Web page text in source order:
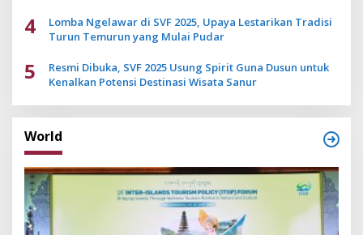
4
Lomba Ngelawar di SVF 2025, Upaya Lestarikan Tradisi
Turun Temurun yang Mulai Pudar
5
Resmi Dibuka, SVF 2025 Usung Spirit Guna Dusun untuk
Kenalkan Potensi Destinasi Wisata Sanur
World